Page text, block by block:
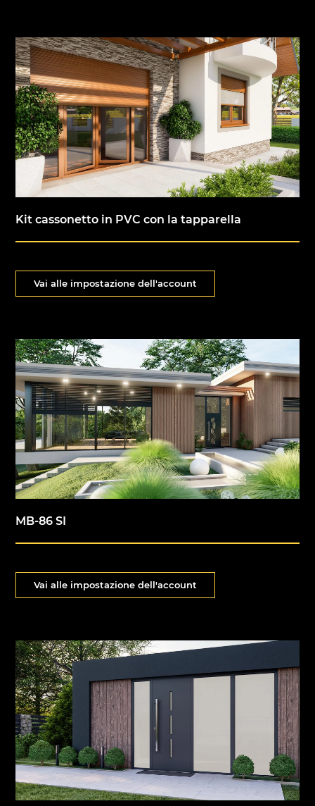
Kit cassonetto in PVC con la tapparella
Vai alle impostazione dell'account
MB-86 SI
Vai alle impostazione dell'account